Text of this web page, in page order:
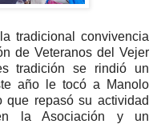
tradicional convivencia
de Veteranos del Vejer
tradición se rindió un
año le tocó a Manolo
que repasó su actividad
la Asociación y un